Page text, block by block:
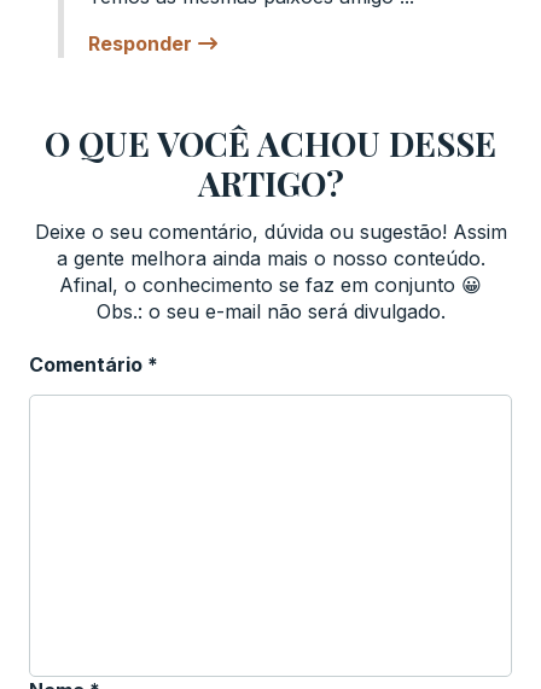
Responder
O QUE VOCÊ ACHOU DESSE
ARTIGO?
Deixe o seu comentário, dúvida ou sugestão! Assim
a gente melhora ainda mais o nosso conteúdo.
Afinal, o conhecimento se faz em conjunto 😀
Obs.: o seu e-mail não será divulgado.
Comentário *